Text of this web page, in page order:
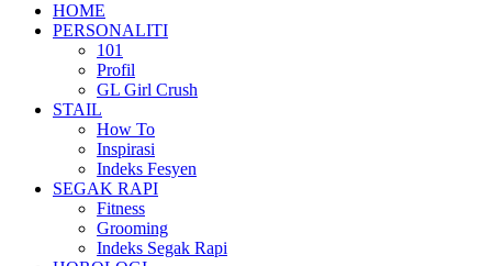
HOME
PERSONALITI
101
Profil
GL Girl Crush
STAIL
How To
Inspirasi
Indeks Fesyen
SEGAK RAPI
Fitness
Grooming
Indeks Segak Rapi